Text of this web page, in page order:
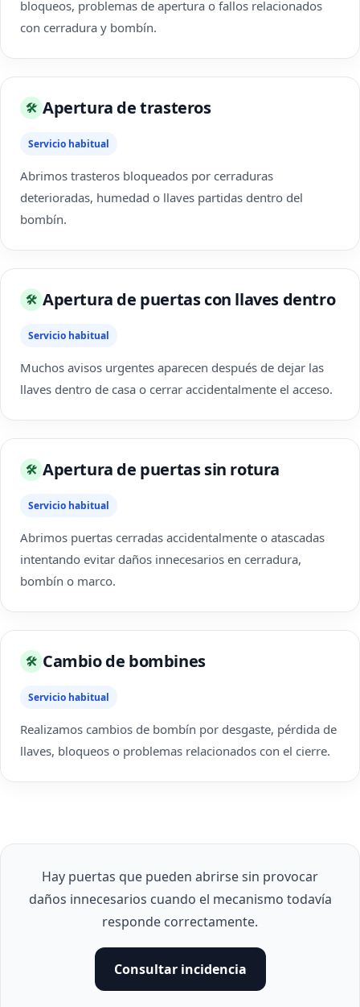
bloqueos, problemas de apertura o fallos relacionados
con cerradura y bombín.
🛠 Apertura de trasteros
Servicio habitual
Abrimos trasteros bloqueados por cerraduras
deterioradas, humedad o llaves partidas dentro del
bombín.
🛠 Apertura de puertas con llaves dentro
Servicio habitual
Muchos avisos urgentes aparecen después de dejar las
llaves dentro de casa o cerrar accidentalmente el acceso.
🛠 Apertura de puertas sin rotura
Servicio habitual
Abrimos puertas cerradas accidentalmente o atascadas
intentando evitar daños innecesarios en cerradura,
bombín o marco.
🛠 Cambio de bombines
Servicio habitual
Realizamos cambios de bombín por desgaste, pérdida de
llaves, bloqueos o problemas relacionados con el cierre.
Hay puertas que pueden abrirse sin provocar
daños innecesarios cuando el mecanismo todavía
responde correctamente.
Consultar incidencia